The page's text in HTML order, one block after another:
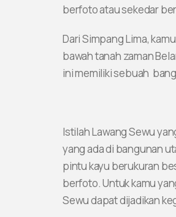
berfoto atau sekedar
Dari Simpang Lima,
bawah tanah zaman
ini memiliki sebuah
Istilah Lawang Sewu
yang ada di bangunan
pintu kayu berukuran
berfoto. Untuk kamu
Sewu dapat dijadikan